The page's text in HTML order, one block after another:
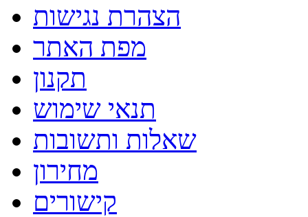
הצהרת נגישות
מפת האתר
תקנון
תנאי שימוש
שאלות ותשובות
מחירון
קישורים